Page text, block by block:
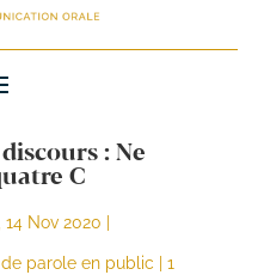
: Ne
C
14 Nov 2020
de parole en public 1